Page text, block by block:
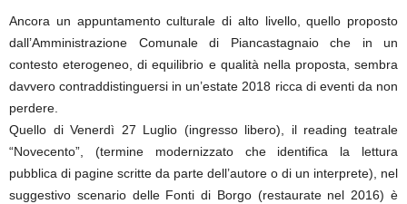
Ancora un appuntamento culturale di alto livello, quello proposto
dall’Amministrazione Comunale di Piancastagnaio che in un
contesto eterogeneo, di equilibrio e qualità nella proposta, sembra
davvero contraddistinguersi in un’estate 2018 ricca di eventi da non
perdere.
Quello di Venerdì 27 Luglio (ingresso libero), il reading teatrale
“Novecento”, (termine modernizzato che identifica la lettura
pubblica di pagine scritte da parte dell’autore o di un interprete), nel
suggestivo scenario delle Fonti di Borgo (restaurate nel 2016) è